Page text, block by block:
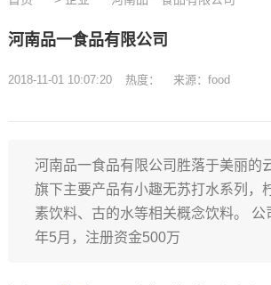
河南品一食品有限公司
2018-11-01 10:07:20 热度： 来源：food
河南品一食品有限公司胜落于美丽的
旗下主要产品有小趣无苏打水系列，
素饮料、古的水等相关概念饮料。 公
年5月，注册资金500万